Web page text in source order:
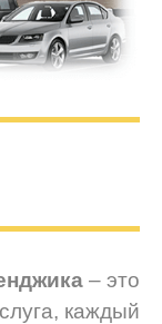
– это
каждый